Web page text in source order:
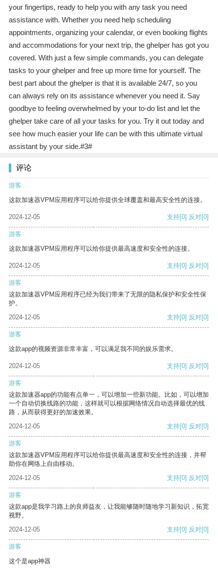
your fingertips, ready to help you with any task you need
assistance with. Whether you need help scheduling
appointments, organizing your calendar, or even booking flights
and accommodations for your next trip, the ghelper has got you
covered. With just a few simple commands, you can delegate
tasks to your ghelper and free up more time for yourself. The
best part about the ghelper is that it is available 24/7, so you
can always rely on its assistance whenever you need it. Say
goodbye to feeling overwhelmed by your to-do list and let the
ghelper take care of all your tasks for you. Try it out today and
see how much easier your life can be with this ultimate virtual
assistant by your side.#3#
评论
游客
这款加速器VPM应用程序可以给你提供全球覆盖和最高安全性的连接。
2024-12-05 支持[0] 反对[0]
游客
这款加速器VPM应用程序可以给你提供最高速度和安全性的连接。
2024-12-05 支持[0] 反对[0]
游客
这款加速器VPM应用程序已经为我们带来了无限的隐私保护和安全性保
护。
2024-12-05
支持[0] 反对[0]
游客
这款app的视频资源非常丰富，可以满足我不同的娱乐需求。
2024-12-05 支持[0] 反对[0]
游客
这款加速器app的功能有点单一，可以增加一些新功能。比如，可以增加
一个自动切换线路的功能，这样就可以根据网络情况自动选择最优的线
路，从而获得更好的加速效果。
2024-12-05
支持[0] 反对[0]
游客
这款加速器VPM应用程序可以给你提供最高速度和安全性的连接，并帮
助你在网络上自由移动。
2024-12-05
支持[0] 反对[0]
游客
这款app是我学习路上的良师益友，让我能够随时随地学习新知识，拓宽
视野。
2024-12-05
支持[0] 反对[0]
游客
这个是app神器